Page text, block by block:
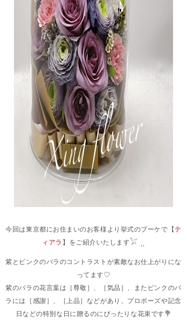
今回は東京都にお住まいのお客様より挙式のブーケで【テ
ィアラ 】をご紹介いたします𓅯 ⸒⸒
紫とピンクのバラのコントラストが素敵なお仕上がりにな
ってます♡
紫のバラの花言葉は［尊敬］、［気品］、またピンクのバ
ラには［感謝］、［上品］などがあり、プロポーズや記念
日などの特別な日に贈るのにぴったりな花束です💐